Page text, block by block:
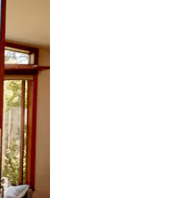
tocando y deslizando la pantalla.